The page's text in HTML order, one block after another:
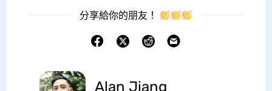
分享給你的朋友！
Alan Jiang